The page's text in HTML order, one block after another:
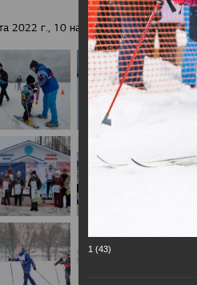
2022 г., 10 населенных пунктов
1 (43)